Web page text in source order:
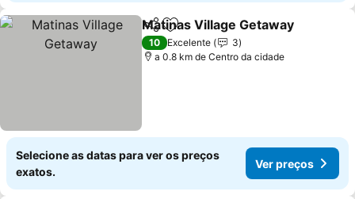
PartilharAdicionar aos favoritos
Matinas Village Getaway
10 Excelente
3
a 0.8 km de Centro da cidade
Selecione as datas para ver os preços
exatos.
Ver preços